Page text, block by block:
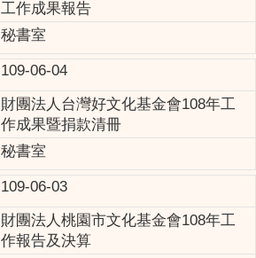
工作成果報告
秘書室
109-06-04
財團法人台灣好文化基金會108年工
作成果暨捐款清冊
秘書室
109-06-03
財團法人桃園市文化基金會108年工
作報告及決算